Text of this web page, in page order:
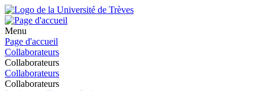
Menu
Page d'accueil
Collaborateurs
Collaborateurs
Collaborateurs
Collaborateurs